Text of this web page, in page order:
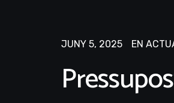
JUNY 5, 2025 EN